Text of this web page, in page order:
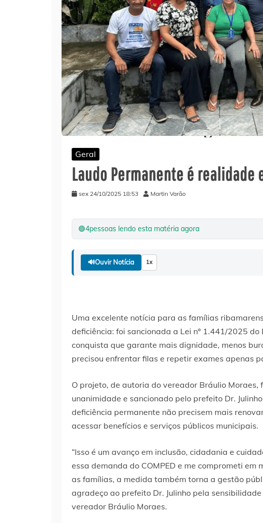
Geral
Laudo Permanente é realidade
sex 24/10/2025 18:53 Martin Varão
🟢4pessoas lendo esta matéria agora
🔊Ouvir Notícia 1x
Uma excelente notícia para as famílias
deficiência: foi sancionada a Lei nº 1.441/2025
conquista que garante mais dignidade, menos
precisou enfrentar filas e repetir exames apenas
O projeto, de autoria do vereador Bráulio
unanimidade e sancionado pelo prefeito Dr.
deficiência permanente não precisem mais
acessar benefícios e serviços públicos municipais.
“Isso é um avanço em inclusão, cidadania e
essa demanda do COMPED e me comprometi
as famílias, a medida também torna a gestão
agradeço ao prefeito Dr. Julinho pela
vereador Bráulio Moraes.